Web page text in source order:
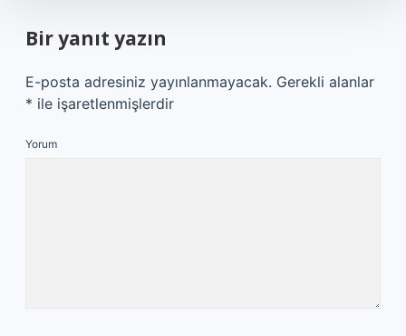
Bir yanıt yazın
E-posta adresiniz yayınlanmayacak. Gerekli alanlar
* ile işaretlenmişlerdir
Yorum